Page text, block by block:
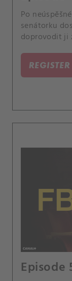
Po
senátorku
doprovodit ji
Episode